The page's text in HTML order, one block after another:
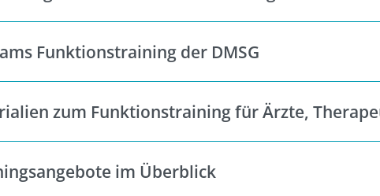
Funktionstraining der DMSG
zum Funktionstraining für Ärzte,
im Überblick